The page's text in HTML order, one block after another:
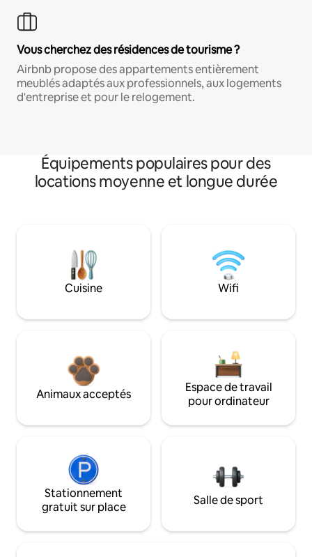
Vous cherchez des résidences de tourisme ?
Airbnb propose des appartements entièrement
meublés adaptés aux professionnels, aux logements
d'entreprise et pour le relogement.
Équipements populaires pour des
locations moyenne et longue durée
Cuisine Wifi
Animaux acceptés
Espace de travail
pour ordinateur
Stationnement
gratuit sur place
Salle de sport